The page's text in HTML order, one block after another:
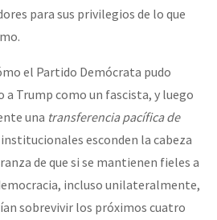
para sus privilegios de lo que
el Partido Demócrata pudo
a Trump como un fascista, y luego
una transferencia pacífica de
esconden la cabeza
de que si se mantienen fieles a
incluso unilateralmente,
sobrevivir los próximos cuatro